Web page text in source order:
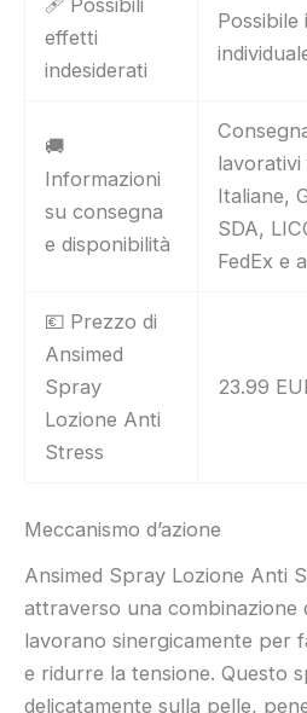
effetti
indesiderati
Possibile
🚚
Informazioni
su consegna
e disponibilità
lavorativi
Italiane,
SDA,
FedEx e
💶 Prezzo di
Ansimed
Spray
Lozione Anti
Stress
23.99
Meccanismo d’azione
Ansimed Spray Lozione Anti
attraverso una combinazione
lavorano sinergicamente per
e ridurre la tensione. Questo
delicatamente sulla pelle,